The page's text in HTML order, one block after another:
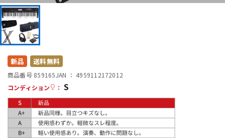
中古
新品 送料無料
商品番号 859165JAN ： 4959112172012
コンディション
： S